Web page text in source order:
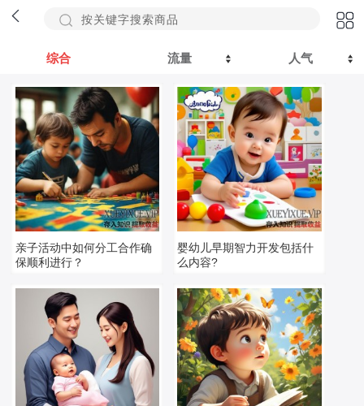
综合 流量 人气
亲子活动中如何分工合作确
保顺利进行？
婴幼儿早期智力开发包括什
么内容?